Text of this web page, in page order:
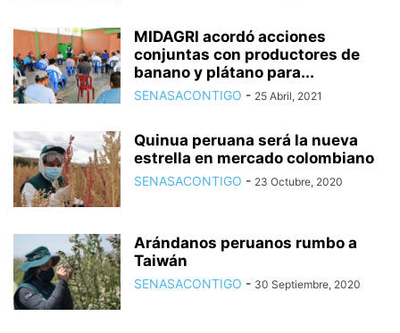
MIDAGRI acordó acciones
conjuntas con productores de
banano y plátano para...
SENASACONTIGO - 25 Abril, 2021
Quinua peruana será la nueva
estrella en mercado colombiano
SENASACONTIGO - 23 Octubre, 2020
Arándanos peruanos rumbo a
Taiwán
SENASACONTIGO - 30 Septiembre, 2020